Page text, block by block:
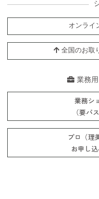
オンライ
全国のお
業務
業務シ
（要パ
プロ（理
お申し